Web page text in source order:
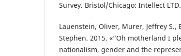
Survey. Bristol/Chicago: Intellect LTD.
Lauenstein, Oliver, Murer, Jeffrey S.,
Stephen. 2015. «“Oh motherland I
nationalism, gender and the